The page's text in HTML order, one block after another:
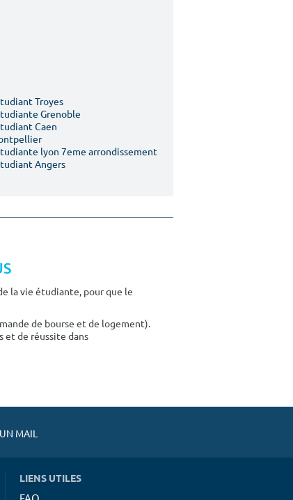
Troyes
Grenoble
Caen
lyon 7eme arrondissement
Angers
la vie étudiante, pour que le
de bourse et de logement).
et de réussite dans
MAIL
LIENS UTILES